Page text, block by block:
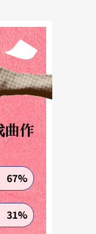
曲作
67%
31%